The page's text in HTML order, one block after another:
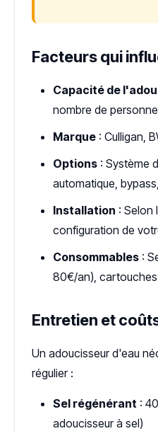
Facteurs qui
Capacité de
nombre de
Marque : Culligan,
Options : Système
automatique,
Installation : Selon
configuration de
Consommables :
80€/an),
Entretien et
Un adoucisseur d'eau
régulier :
Sel régénérant :
adoucisseur à sel)